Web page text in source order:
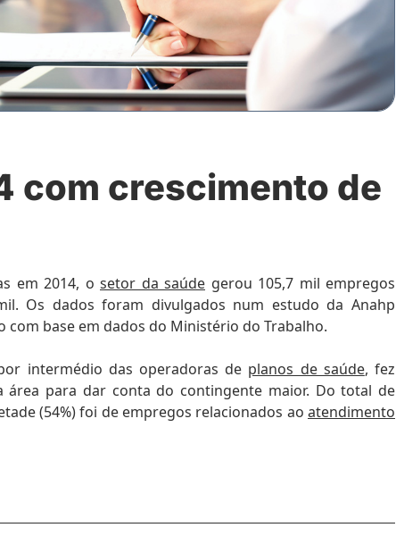
com crescimento de
em 2014, o setor da saúde gerou 105,7 mil empregos
Os dados foram divulgados num estudo da Anahp
com base em dados do Ministério do Trabalho.
intermédio das operadoras de planos de saúde, fez
para dar conta do contingente maior. Do total de
(54%) foi de empregos relacionados ao atendimento